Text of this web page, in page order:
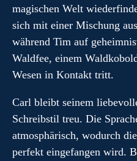
magischen Welt
sich mit einer Mischung
während Tim auf
Waldfee, einem
Wesen in Kontakt tritt.
Carl bleibt seinem
Schreibstil treu. Die
atmosphärisch, wodurch
perfekt eingefangen wird.